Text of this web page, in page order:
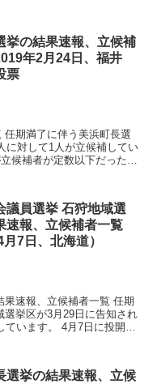
挙の結果速報、立候補
年2月24日、福井
票
期満了に伴う美浜町長選
に対して1人が立候補してい
候補者が定数以下だったの
議員選挙 石狩地域選
速報、立候補者一覧
月7日、北海道）
速報、立候補者一覧 任期
挙区が3月29日に告知され
ています。 4月7日に投開票
選挙の結果速報、立候